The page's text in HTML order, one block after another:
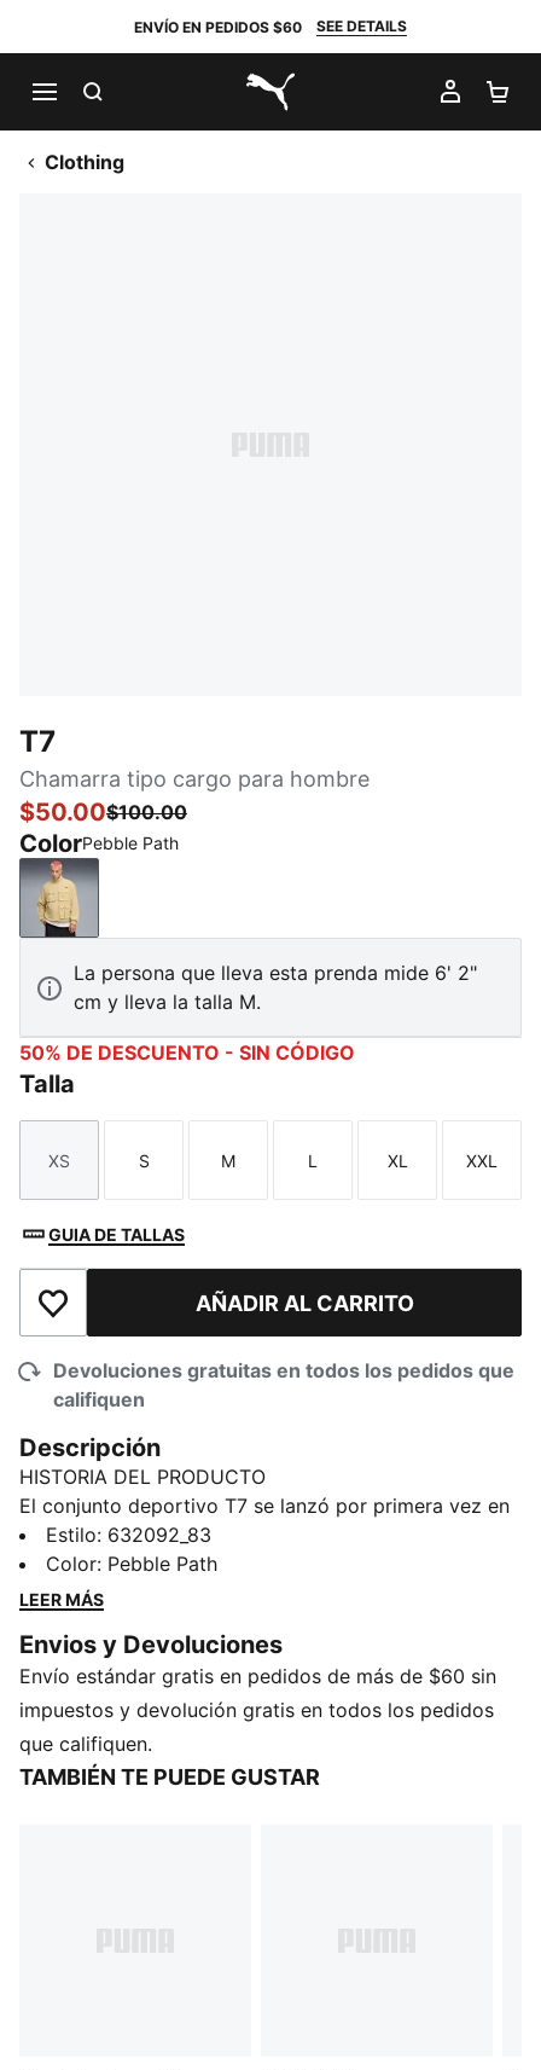
ENVÍO EN PEDIDOS $60 SEE DETAILS
PUMA.com
MI
Clothing
T7
Chamarra tipo cargo para hombre
$50.00$100.00
ColorPebble Path
Pebble Path
La persona que lleva esta prenda mide 6' 2"
cm y lleva la talla M.
50% DE DESCUENTO - SIN CÓDIGO
Talla
Talla
XS
Talla
S
Talla
M
Talla
L
Talla
XL
Talla
XXL
GUIA DE TALLAS
Añadir a la lista de deseosAÑADIR AL CARRITO
Devoluciones gratuitas en todos los pedidos que
califiquen
Descripción
HISTORIA DEL PRODUCTO
El conjunto deportivo T7 se lanzó por primera vez en
1968 y ha causado sensación desde entonces. Hoy en
día, sigue siendo una prenda imprescindible y
atemporal del streetwear, reconocible fácilmente por
estrechos y la marca PUMA. Ahora regresa con toques
modernos y detalles refinados, combinando su
herencia con energía renovada para una nueva
generación.
CARACTERÍSTICAS Y BENEFICIOS
Estilo: 632092_83
Color: Pebble Path
LEER MÁS
Envios y Devoluciones
Envío estándar gratis en pedidos de más de $60 sin
impuestos y devolución gratis en todos los pedidos
que califiquen.
TAMBIÉN TE PUEDE GUSTAR